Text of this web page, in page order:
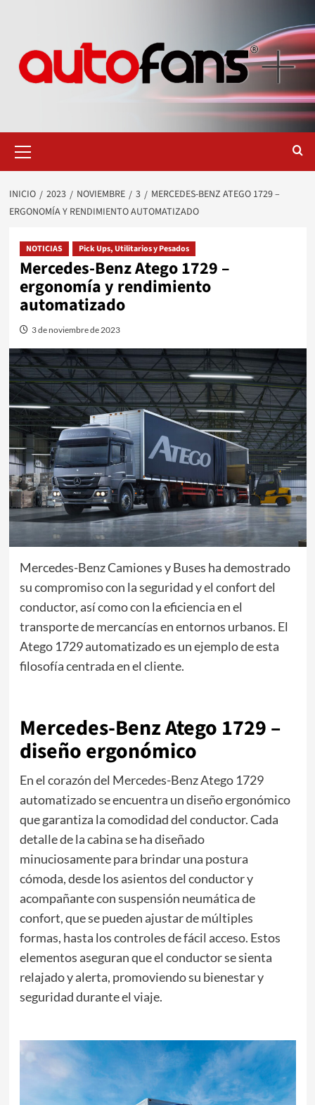
primario
INICIO 2023 NOVIEMBRE 3
MERCEDES-BENZ ATEGO 1729 –
ERGONOMÍA Y RENDIMIENTO AUTOMATIZADO
NOTICIAS Pick Ups, Utilitarios y Pesados
Mercedes-Benz Atego 1729 –
ergonomía y rendimiento
automatizado
3 de noviembre de 2023
Mercedes-Benz Camiones y Buses ha demostrado
su compromiso con la seguridad y el confort del
conductor, así como con la eficiencia en el
transporte de mercancías en entornos urbanos. El
Atego 1729 automatizado es un ejemplo de esta
filosofía centrada en el cliente.
Mercedes-Benz Atego 1729 –
diseño ergonómico
En el corazón del Mercedes-Benz Atego 1729
automatizado se encuentra un diseño ergonómico
que garantiza la comodidad del conductor. Cada
detalle de la cabina se ha diseñado
minuciosamente para brindar una postura
cómoda, desde los asientos del conductor y
acompañante con suspensión neumática de
confort, que se pueden ajustar de múltiples
formas, hasta los controles de fácil acceso. Estos
elementos aseguran que el conductor se sienta
relajado y alerta, promoviendo su bienestar y
seguridad durante el viaje.